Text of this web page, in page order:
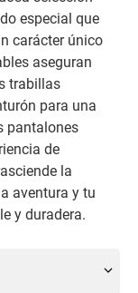
especial que
carácter único
aseguran
trabillas
para una
pantalones
de
la
aventura y tu
y duradera.